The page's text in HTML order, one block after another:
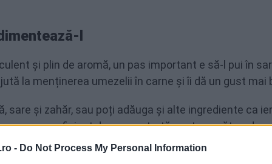
- Do Not Process My Personal Information
l
și plin de aromă, un pas important e să-l pui în
la menținerea umezelii în carne și îi dă un gust mai
sare și zahăr, sau poți adăuga și alte ingrediente ca
e suficient de concentrată pentru a pătrunde
ore, ideal peste noapte. Acest proces îi va spori